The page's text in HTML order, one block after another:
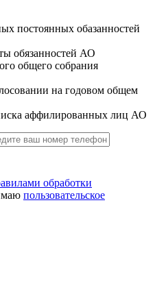
постоянных обазанностей
обязанностей АО
общего собрания
на годовом общем
аффилированных лиц АО
обработки
пользовательское